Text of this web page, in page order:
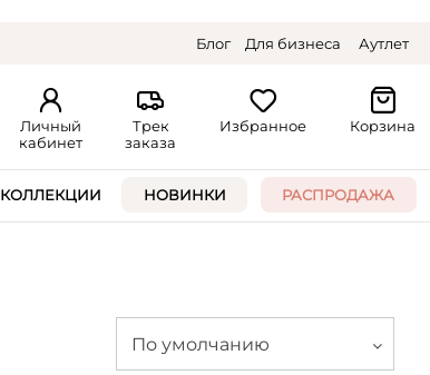
Блог Для бизнеса Аутлет
Личный
кабинет
Трек
заказа
Избранное Корзина
КОЛЛЕКЦИИ НОВИНКИ РАСПРОДАЖА
По умолчанию